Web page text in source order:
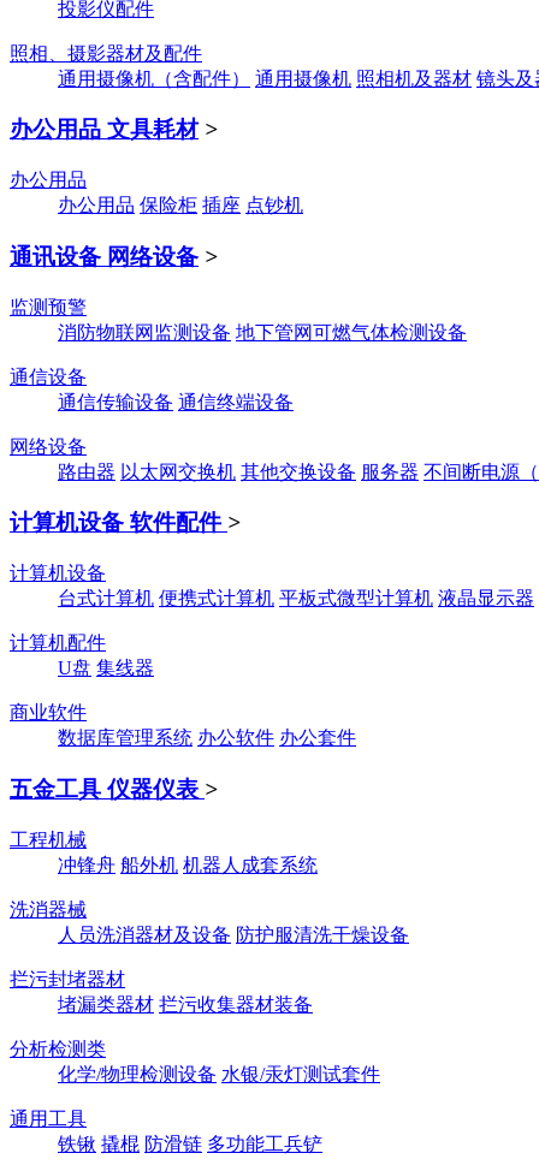
投影仪配件
照相、摄影器材及配件
通用摄像机（含配件）
通用摄像机 照相机及器材 镜头及
办公用品 文具耗材 >
办公用品
办公用品 保险柜 插座 点钞机
通讯设备 网络设备 >
监测预警
消防物联网监测设备 地下管网可燃气体检测设备
通信设备
通信传输设备 通信终端设备
网络设备
路由器 以太网交换机 其他交换设备 服务器 不间断电源
计算机设备 软件配件 >
计算机设备
台式计算机 便携式计算机 平板式微型计算机 液晶显示器
计算机配件
U盘 集线器
商业软件
数据库管理系统 办公软件 办公套件
五金工具 仪器仪表 >
工程机械
冲锋舟 船外机 机器人成套系统
洗消器械
人员洗消器材及设备 防护服清洗干燥设备
拦污封堵器材
堵漏类器材 拦污收集器材装备
分析检测类
化学/物理检测设备 水银/汞灯测试套件
通用工具
铁锹 撬棍 防滑链 多功能工兵铲